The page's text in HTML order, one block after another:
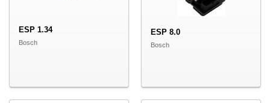
ESP 1.34
Bosch
ESP 8.0
Bosch